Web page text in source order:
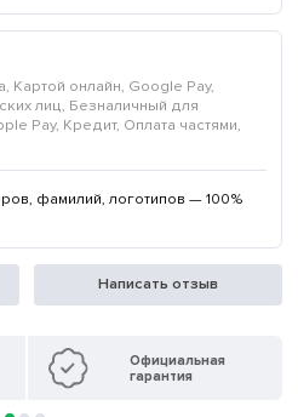
Картой онлайн, Google Pay,
лиц, Безналичный для
Pay, Кредит, Оплата частями,
фамилий, логотипов — 100%
Написать отзыв
Официальная
гарантия